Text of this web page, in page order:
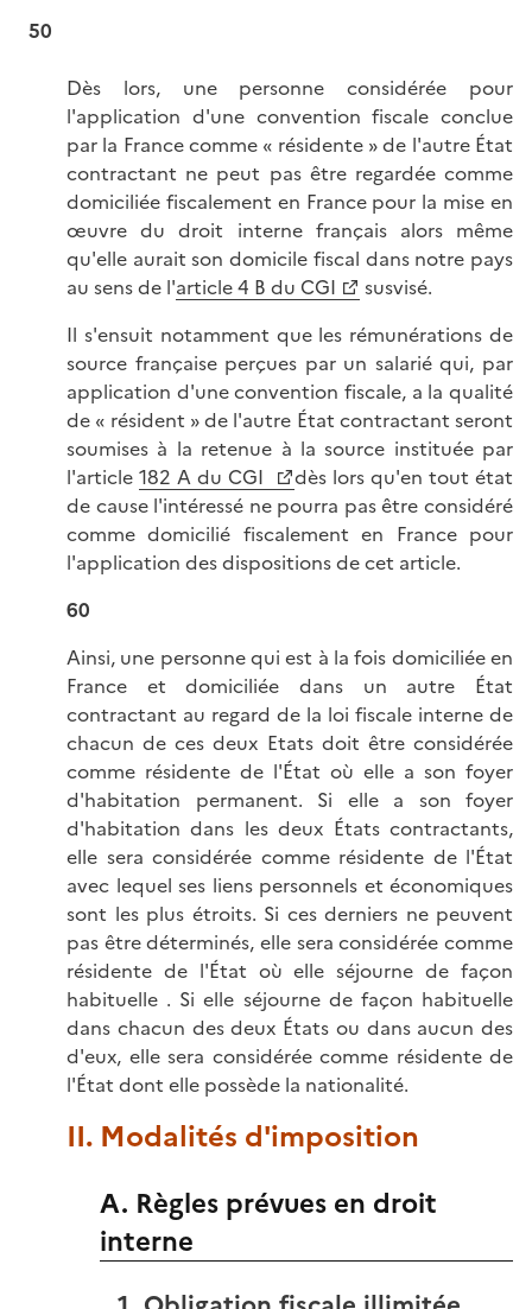
50
Dès lors, une personne considérée pour
l'application d'une convention fiscale conclue
par la France comme « résidente » de l'autre État
contractant ne peut pas être regardée comme
domiciliée fiscalement en France pour la mise en
œuvre du droit interne français alors même
qu'elle aurait son domicile fiscal dans notre pays
au sens de l'article 4 B du CGI
susvisé.
Il s'ensuit notamment que les rémunérations de
source française perçues par un salarié qui, par
application d'une convention fiscale, a la qualité
de « résident » de l'autre État contractant seront
soumises à la retenue à la source instituée par
l'article182 A du CGI
dès lors qu'en tout état
de cause l'intéressé ne pourra pas être considéré
comme domicilié fiscalement en France pour
l'application des dispositions de cet article.
60
Ainsi, une personne qui est à la fois domiciliée en
France et domiciliée dans un autre État
contractant au regard de la loi fiscale interne de
chacun de ces deux Etats doit être considérée
comme résidente de l'État où elle a son foyer
d'habitation permanent. Si elle a son foyer
d'habitation dans les deux États contractants,
elle sera considérée comme résidente de l'État
avec lequel ses liens personnels et économiques
sont les plus étroits. Si ces derniers ne peuvent
pas être déterminés, elle sera considérée comme
résidente de l'État où elle séjourne de façon
habituelle . Si elle séjourne de façon habituelle
dans chacun des deux États ou dans aucun des
d'eux, elle sera considérée comme résidente de
l'État dont elle possède la nationalité.
II. Modalités d'imposition
A. Règles prévues en droit
interne